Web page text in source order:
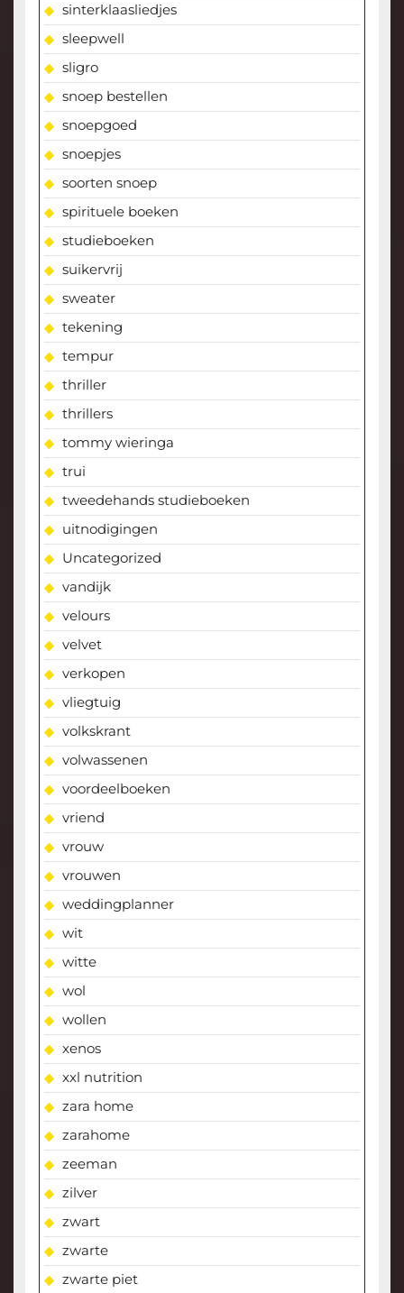
sinterklaasliedjes
sleepwell
sligro
snoep bestellen
snoepgoed
snoepjes
soorten snoep
spirituele boeken
studieboeken
suikervrij
sweater
tekening
tempur
thriller
thrillers
tommy wieringa
trui
tweedehands studieboeken
uitnodigingen
Uncategorized
vandijk
velours
velvet
verkopen
vliegtuig
volkskrant
volwassenen
voordeelboeken
vriend
vrouw
vrouwen
weddingplanner
wit
witte
wol
wollen
xenos
xxl nutrition
zara home
zarahome
zeeman
zilver
zwart
zwarte
zwarte piet